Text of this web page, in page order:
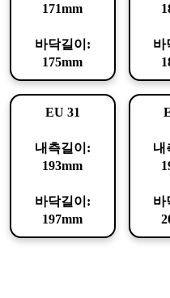
171mm
바닥길이:
175mm
바
EU 31
내측길이:
193mm
바닥길이:
197mm
내
바